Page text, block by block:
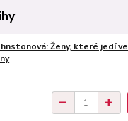
Ženy, které jedí ve